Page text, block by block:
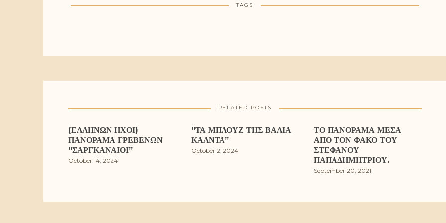
TAGS
RELATED POSTS
(ΕΛΛΉΝΩΝ ΉΧΟΙ)
ΠΑΝΌΡΑΜΑ ΓΡΕΒΕΝΏΝ
“ΣΑΡΓΚΑΝΑΊΟΙ”
October 14, 2024
“ΤΑ ΜΠΛΟΥΖ ΤΗΣ ΒΆΛΙΑ
ΚΆΛΝΤΑ”
October 2, 2024
ΤΟ ΠΑΝΌΡΑΜΑ ΜΈΣΑ
ΑΠΌ ΤΟΝ ΦΑΚΌ ΤΟΥ
ΣΤΈΦΑΝΟΥ
ΠΑΠΑΔΗΜΗΤΡΊΟΥ.
September 20, 2021